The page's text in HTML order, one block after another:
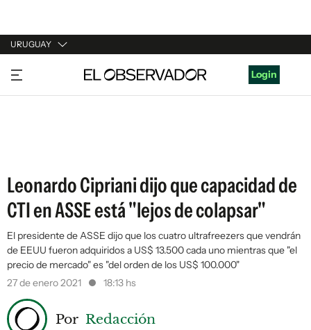
URUGUAY
URUGUAY
ARGENTINA
Login
Leonardo Cipriani dijo que capacidad de
CTI en ASSE está "lejos de colapsar"
El presidente de ASSE dijo que los cuatro ultrafreezers que vendrán
de EEUU fueron adquiridos a US$ 13.500 cada uno mientras que "el
precio de mercado" es "del orden de los US$ 100.000"
27 de enero 2021
18:13 hs
Por Redacción